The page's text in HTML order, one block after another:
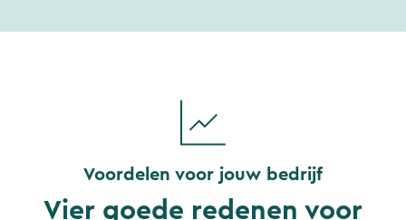
Voordelen voor jouw bedrijf
Vier goede redenen voor